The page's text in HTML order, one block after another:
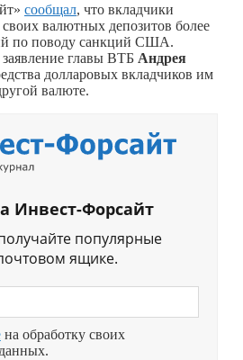
сообщал, что вкладчики
валютных депозитов более
по поводу санкций США.
главы ВТБ Андрея
долларовых вкладчиков им
валюте.
Инвест-Форсайт
популярные
ящике.
на обработку своих